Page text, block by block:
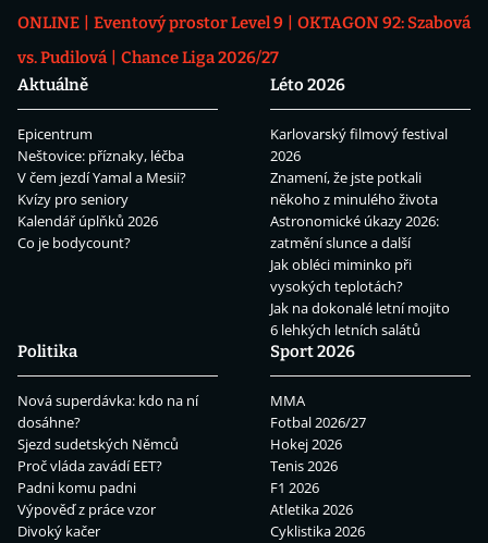
ONLINE
Eventový prostor Level 9
OKTAGON 92: Szabová
vs. Pudilová
Chance Liga 2026/27
Aktuálně
Epicentrum
Neštovice: příznaky, léčba
V čem jezdí Yamal a Mesii?
Kvízy pro seniory
Kalendář úplňků 2026
Co je bodycount?
Léto 2026
Karlovarský filmový festival
2026
Znamení, že jste potkali
někoho z minulého života
Astronomické úkazy 2026:
zatmění slunce a další
Jak obléci miminko při
vysokých teplotách?
Jak na dokonalé letní mojito
6 lehkých letních salátů
Politika
Nová superdávka: kdo na ní
dosáhne?
Sjezd sudetských Němců
Proč vláda zavádí EET?
Padni komu padni
Výpověď z práce vzor
Divoký kačer
Sport 2026
MMA
Fotbal 2026/27
Hokej 2026
Tenis 2026
F1 2026
Atletika 2026
Cyklistika 2026